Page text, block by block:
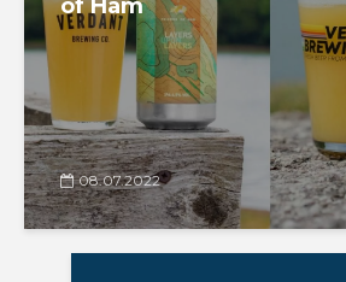
of Ham
08.07.2022